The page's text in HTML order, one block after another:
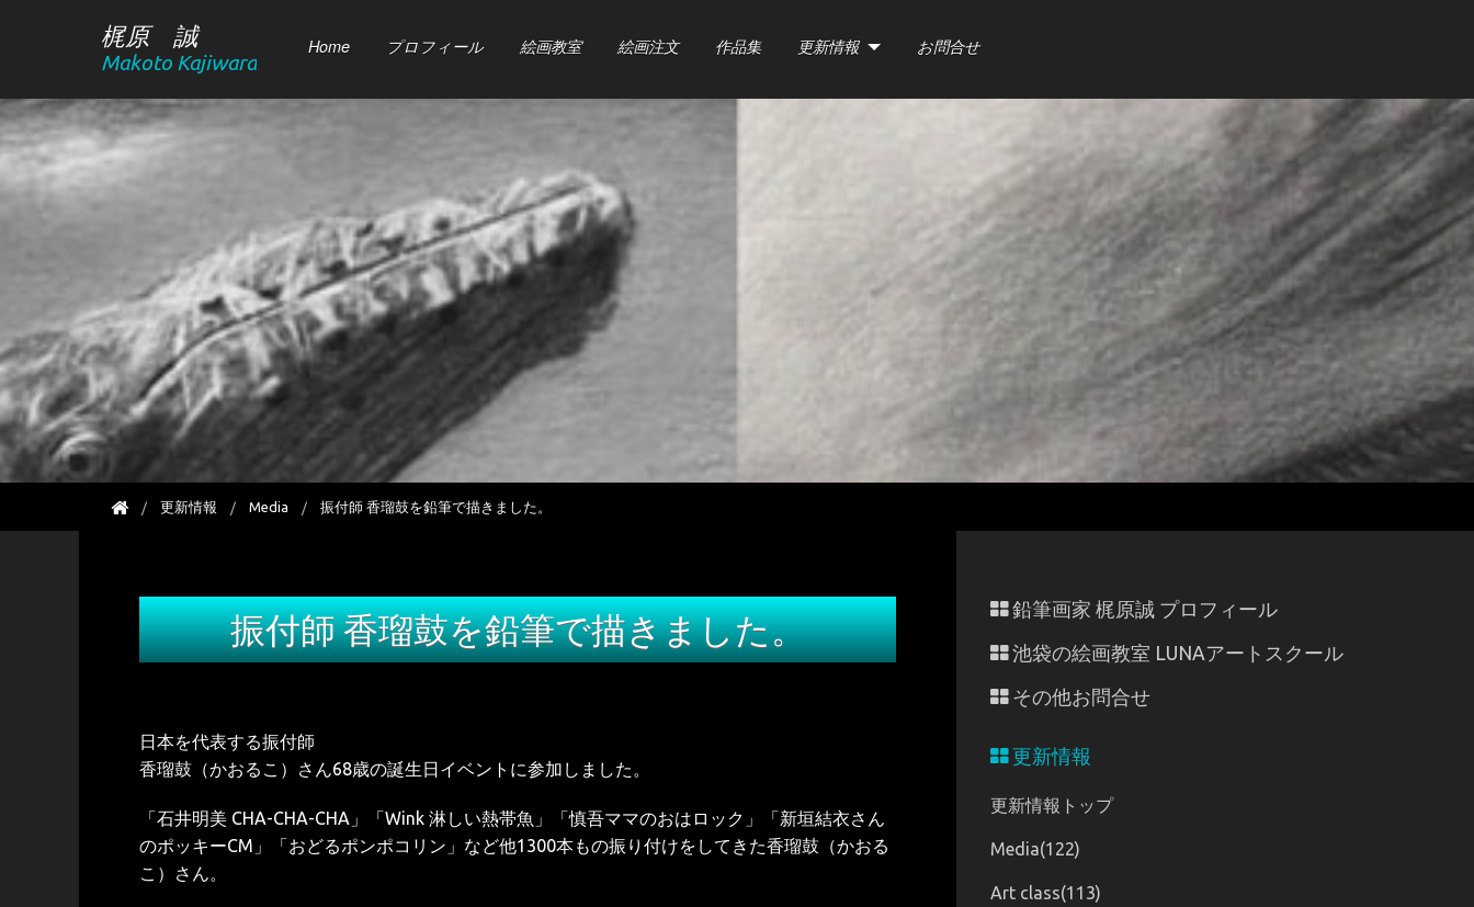
梶原 誠
Makoto Kajiwara
Home プロフィール 絵画教室 絵画注文 作品集 更新情報 お問合せ
更新情報 Media 振付師 香瑠鼓を鉛筆で描きました。
振付師 香瑠鼓を鉛筆で描きました。
日本を代表する振付師
香瑠鼓（かおるこ）さん68歳の誕生日イベントに参加しました。
「石井明美 CHA-CHA-CHA」「Wink 淋しい熱帯魚」「慎吾ママのおはロック」「新垣結衣さん
のポッキーCM」「おどるポンポコリン」など他1300本もの振り付けをしてきた香瑠鼓（かおる
こ）さん。
鉛筆画家 梶原誠 プロフィール
池袋の絵画教室 LUNAアートスクール
その他お問合せ
更新情報
更新情報トップ
Media(122)
Art class(113)